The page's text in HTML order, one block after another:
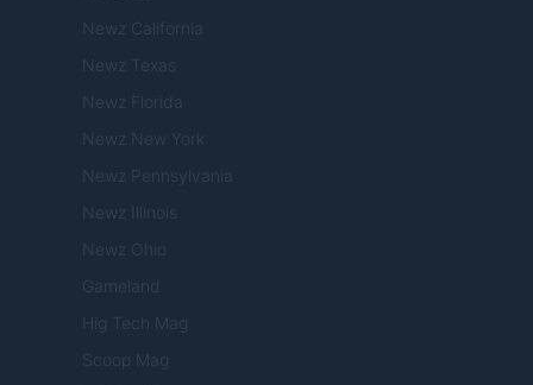
Newz California
Newz Texas
Newz Florida
Newz New York
Newz Pennsylvania
Newz Illinois
Newz Ohio
Gameland
Hig Tech Mag
Scoop Mag